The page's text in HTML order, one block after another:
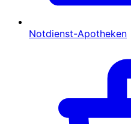
Notdienst-Apotheken